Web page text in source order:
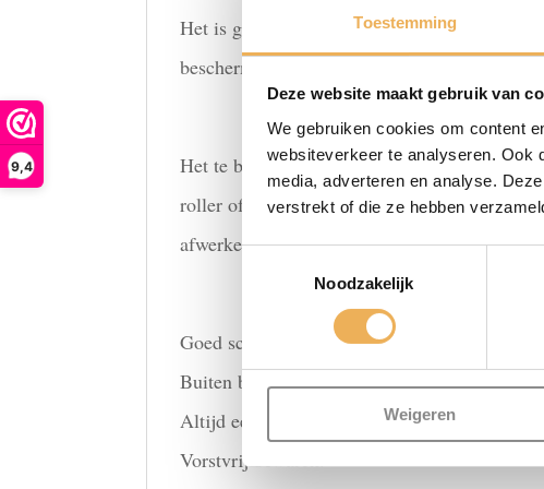
Toestemming
Deze website maakt gebruik van
We gebruiken cookies om content
websiteverkeer te analyseren. Ook
media, adverteren en analyse.
verstrekt of die ze hebben
Noodzakelijk
Weigeren
9,4
Het is geschikt om onbewerkt eikenhout de
beschermlaag te worden voorzien (zoals een
Het te behandelen oppervlak moet
roller of verfspuit. Delen die te dik zijn
afwerken met een beschermlaag naar keuze.
Goed schudden voor gebruik.
Buiten bereik van kinderen bewaren.
Altijd eerst een proefstukje opzetten.
Vorstvrij bewaren.